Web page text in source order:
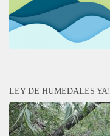
LEY DE HUMEDALES YA!